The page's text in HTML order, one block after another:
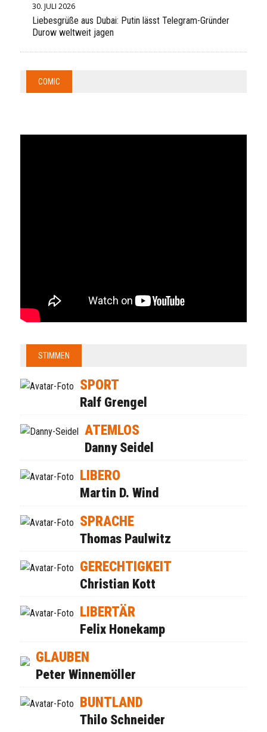
30. JULI 2026
Liebesgrüße aus Dubai: Putin lässt Telegram-Gründer
Durow weltweit jagen
COMIC
STIMMEN
SPORT
Ralf Grengel
ATEMLOS
Danny Seidel
LIBERO
Martin D. Wind
SPRACHE
Thomas Paulwitz
GERECHTIGKEIT
Christian Kott
LIBERTÄR
Felix Honekamp
GLAUBEN
Peter Winnemöller
BUNTLAND
Thilo Schneider